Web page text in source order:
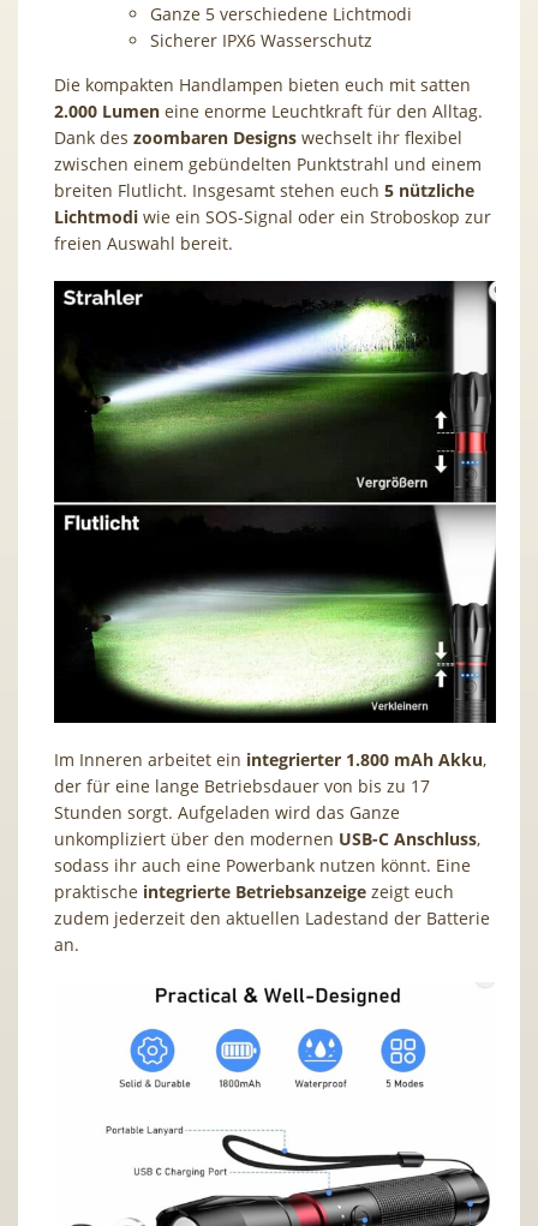
Ganze 5 verschiedene Lichtmodi
Sicherer IPX6 Wasserschutz
Die kompakten Handlampen bieten euch mit satten
2.000 Lumen eine enorme Leuchtkraft für den Alltag.
Dank des zoombaren Designs wechselt ihr flexibel
zwischen einem gebündelten Punktstrahl und einem
breiten Flutlicht. Insgesamt stehen euch 5 nützliche
Lichtmodi wie ein SOS-Signal oder ein Stroboskop zur
freien Auswahl bereit.
Im Inneren arbeitet ein integrierter 1.800 mAh Akku,
der für eine lange Betriebsdauer von bis zu 17
Stunden sorgt. Aufgeladen wird das Ganze
unkompliziert über den modernen USB-C Anschluss,
sodass ihr auch eine Powerbank nutzen könnt. Eine
praktische integrierte Betriebsanzeige zeigt euch
zudem jederzeit den aktuellen Ladestand der Batterie
an.